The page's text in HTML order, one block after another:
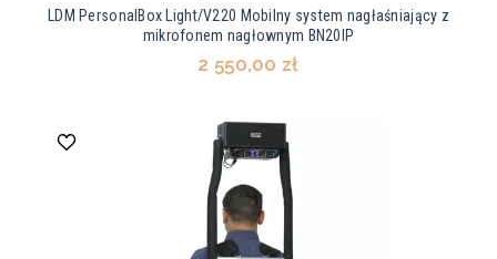
LDM PersonalBox Light/V220 Mobilny system nagłaśniający z
mikrofonem nagłownym BN20IP
2 550,00 zł